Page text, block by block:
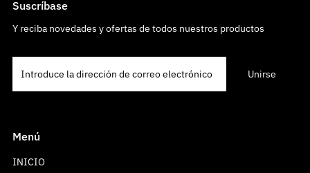
Suscríbase
Y reciba novedades y ofertas de todos nuestros productos
Menú
INICIO